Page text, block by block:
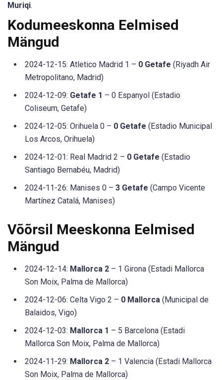
Muriqi.
Kodumeeskonna Eelmised
Mängud
2024-12-15: Atletico Madrid 1 – 0 Getafe (Riyadh Air
Metropolitano, Madrid)
2024-12-09: Getafe 1 – 0 Espanyol (Estadio
Coliseum, Getafe)
2024-12-05: Orihuela 0 – 0 Getafe (Estadio Municipal
Los Arcos, Orihuela)
2024-12-01: Real Madrid 2 – 0 Getafe (Estadio
Santiago Bernabéu, Madrid)
2024-11-26: Manises 0 – 3 Getafe (Campo Vicente
Martínez Catalá, Manises)
Võõrsil Meeskonna Eelmised
Mängud
2024-12-14: Mallorca 2 – 1 Girona (Estadi Mallorca
Son Moix, Palma de Mallorca)
2024-12-06: Celta Vigo 2 – 0 Mallorca (Municipal de
Balaidos, Vigo)
2024-12-03: Mallorca 1 – 5 Barcelona (Estadi
Mallorca Son Moix, Palma de Mallorca)
2024-11-29: Mallorca 2 – 1 Valencia (Estadi Mallorca
Son Moix, Palma de Mallorca)